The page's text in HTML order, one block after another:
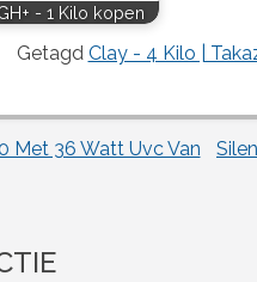
- 1 Kilo kopen
Getagd Clay - 4 Kilo |
Met 36 Watt Uvc Van